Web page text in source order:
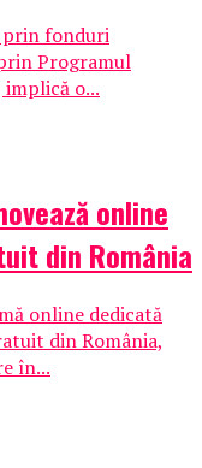
fonduri
Programul
implică o...
online
din România
online dedicată
din România,
în...